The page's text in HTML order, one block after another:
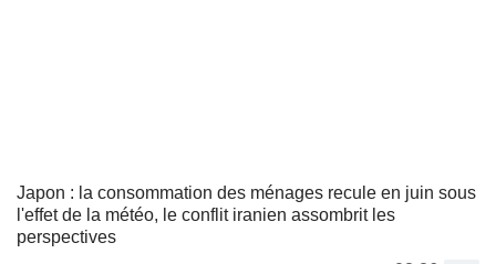
Japon : la consommation des ménages recule en juin sous
l'effet de la météo, le conflit iranien assombrit les
perspectives